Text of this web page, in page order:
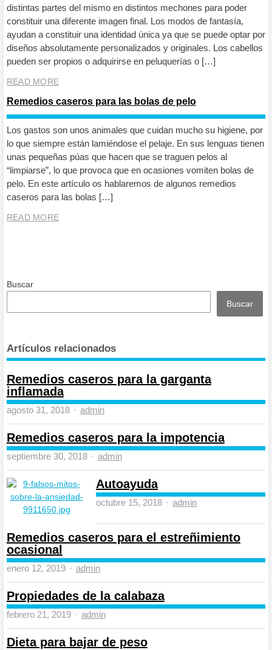
distintas partes del mismo en distintos mechones para poder
constituir una diferente imagen final. Los modos de fantasía,
ayudan a constituir una identidad única ya que se puede optar por
diseños absolutamente personalizados y originales. Los cabellos
pueden ser propios o adquirirse en peluquerías o […]
READ MORE
Remedios caseros para las bolas de pelo
Los gastos son unos animales que cuidan mucho su higiene, por
lo que siempre están lamiéndose el pelaje. En sus lenguas tienen
unas pequeñas púas que hacen que se traguen pelos al
“limpiarse”, lo que provoca que en ocasiones vomiten bolas de
pelo. En este artículo os hablaremos de algunos remedios
caseros para las bolas […]
READ MORE
Buscar
Buscar
Artículos relacionados
Remedios caseros para la garganta
inflamada
agosto 31, 2018 Author
admin
Remedios caseros para la impotencia
septiembre 30, 2018 Author
admin
Autoayuda
octubre 15, 2018 Author
admin
Remedios caseros para el estreñimiento
ocasional
enero 12, 2019 Author
admin
Propiedades de la calabaza
febrero 21, 2019 Author
admin
Dieta para bajar de peso